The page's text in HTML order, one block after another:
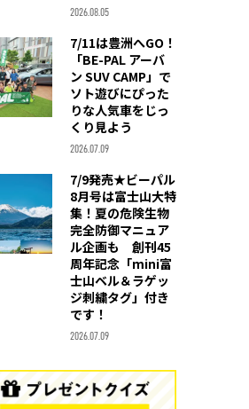
2026.08.05
7/11は豊洲へGO！
「BE-PAL アーバ
ン SUV CAMP」で
ソト遊びにぴった
りな人気車をじっ
くり見よう
2026.07.09
7/9発売★ビーパル
8月号は富士山大特
集！夏の危険生物
完全防御マニュア
ル企画も 創刊45
周年記念「mini富
士山ベル＆ラゲッ
ジ刺繍タグ」付き
です！
2026.07.09